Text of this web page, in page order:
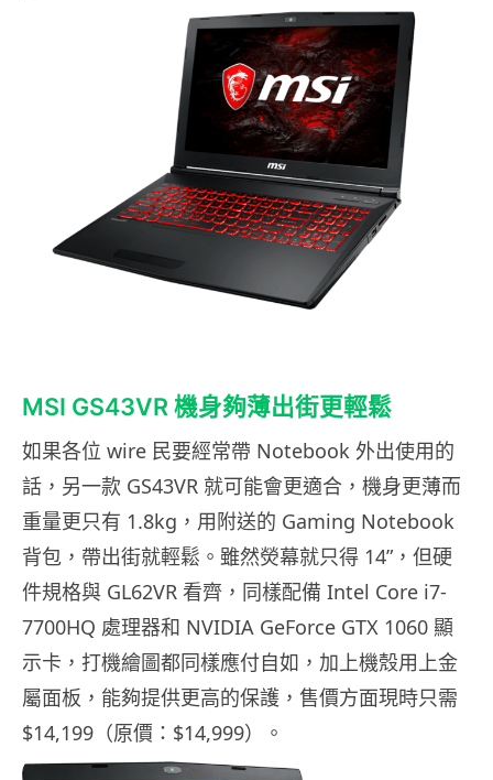
MSI GS43VR 機身夠薄出街更輕鬆
如果各位 wire 民要經常帶 Notebook 外出使用的
話，另一款 GS43VR 就可能會更適合，機身更薄而
重量更只有 1.8kg，用附送的 Gaming Notebook
背包，帶出街就輕鬆。雖然熒幕就只得 14”，但硬
件規格與 GL62VR 看齊，同樣配備 Intel Core i7-
7700HQ 處理器和 NVIDIA GeForce GTX 1060 顯
示卡，打機繪圖都同樣應付自如，加上機殼用上金
屬面板，能夠提供更高的保護，售價方面現時只需
$14,199（原價：$14,999）。